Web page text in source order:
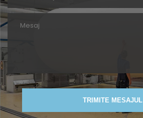
TRIMITE MESAJUL